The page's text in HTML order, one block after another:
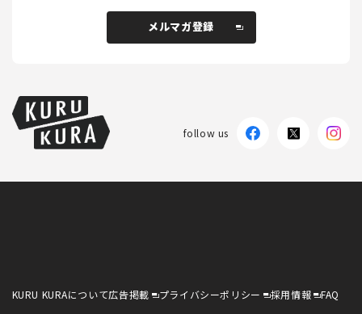
メルマガ登録
follow us
KURU KURAについて広告掲載 プライバシーポリシー 採用情報 FAQ